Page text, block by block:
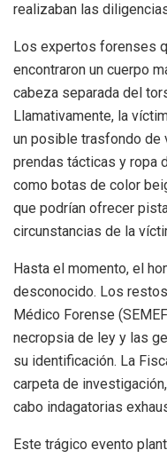
realizaban las
Los expertos forenses
encontraron un cuerpo
cabeza separada del
Llamativamente, la
un posible trasfondo de
prendas tácticas y ropa
como botas de color
que podrían ofrecer
circunstancias de la
Hasta el momento, el
desconocido. Los
Médico Forense
necropsia de ley y las
su identificación. La
carpeta de
cabo indagatorias
Este trágico evento